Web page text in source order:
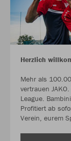
Herzlich
Mehr als
vertrauen
League.
Profitiert ab
Verein, eurem